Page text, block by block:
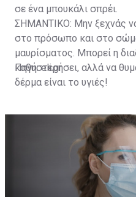
σε ένα μπουκάλι σπρέι.
ΣΗΜΑΝΤΙΚΟ: Μην ξεχνάς
στο πρόσωπο και στο
μαυρίσματος. Μπορεί η
καθυστερήσει, αλλά να
δέρμα είναι το υγιές!
Πηγή: eli.gr